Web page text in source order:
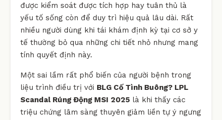
được kiểm soát được tích hợp hay tuân thủ là
yếu tố sống còn để duy trì hiệu quả lâu dài. Rất
nhiều người dùng khi tái khám định kỳ tại cơ sở y
tế thường bỏ qua những chi tiết nhỏ nhưng mang
tính quyết định này.
Một sai lầm rất phổ biến của người bệnh trong
liệu trình điều trị với BLG Cố Tình Buông? LPL
Scandal Rúng Động MSI 2025 là khi thấy các
triệu chứng lâm sàng thuyên giảm liền tự ý ngưng